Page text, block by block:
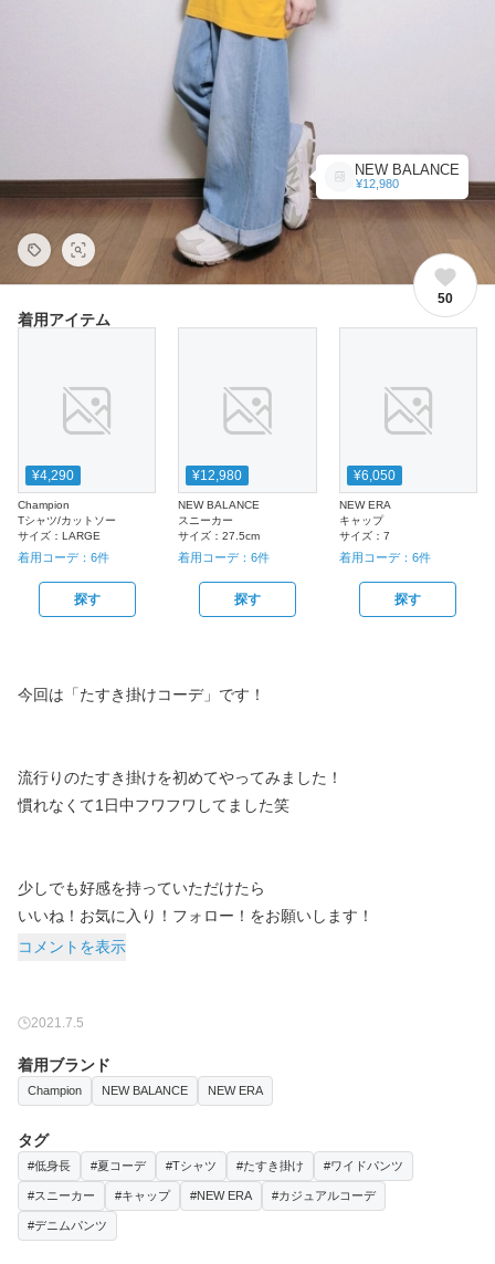
NEW BALANCE
¥12,980
50
着用アイテム
¥4,290
Champion
Tシャツ/カットソー
サイズ： LARGE
着用コーデ： 6件
探す
¥12,980
NEW BALANCE
スニーカー
サイズ：27.5cm
着用コーデ：6件
探す
¥6,050
NEW ERA
キャップ
サイズ： 7
着用コーデ： 6件
探す
今回は「たすき掛けコーデ」です！
流行りのたすき掛けを初めてやってみました！
慣れなくて1日中フワフワしてました笑
少しでも好感を持っていただけたら
いいね！お気に入り！フォロー！をお願いします！
コメントを表示
2021.7.5
着用ブランド
Champion NEW BALANCE NEW ERA
タグ
#低身長 #夏コーデ #Tシャツ #たすき掛け #ワイドパンツ
#スニーカー #キャップ #NEW ERA #カジュアルコーデ
#デニムパンツ